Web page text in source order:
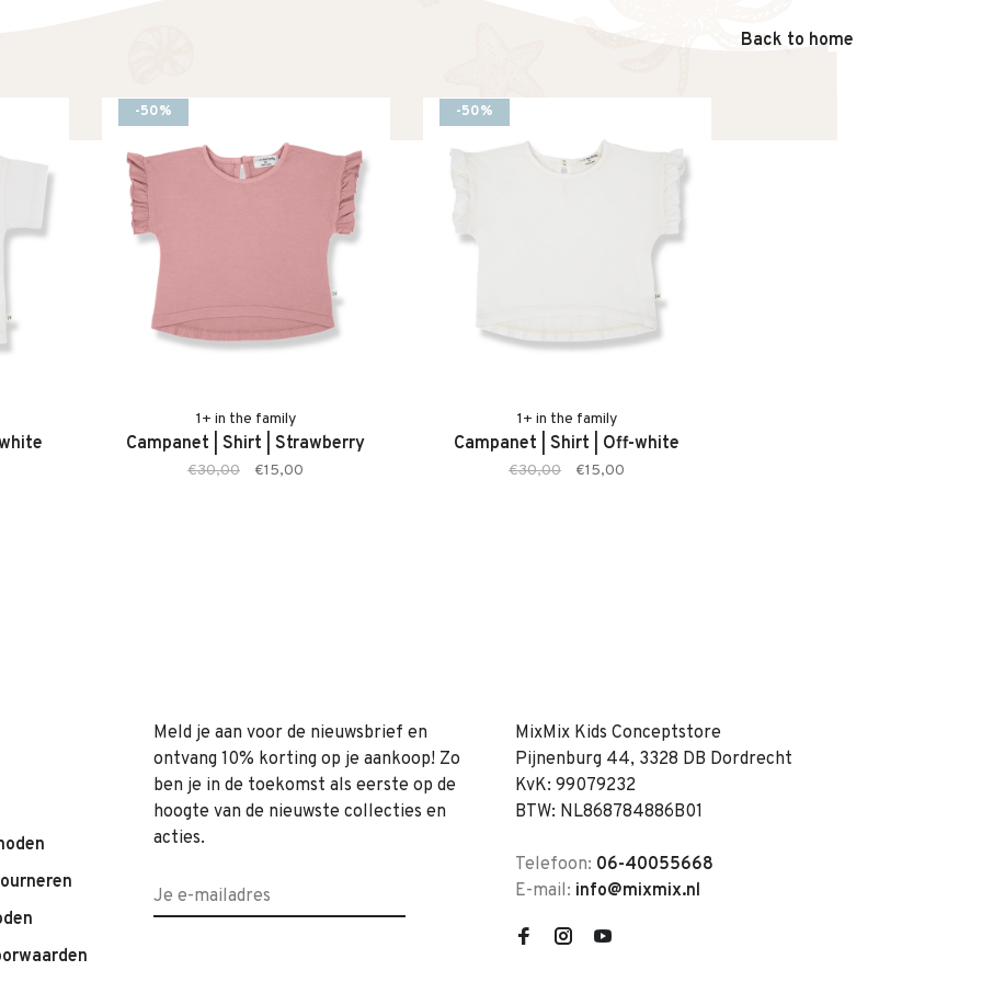
Back to home
-50%
1+ in the family
Campanet | Shirt | Strawberry
€30,00 €15,00
-50%
1+ in the family
Campanet | Shirt | Off-white
€30,00 €15,00
Meld je aan voor de nieuwsbrief en
ontvang 10% korting op je aankoop! Zo
ben je in de toekomst als eerste op de
hoogte van de nieuwste collecties en
acties.
MixMix Kids Conceptstore
Pijnenburg 44, 3328 DB Dordrecht
KvK: 99079232
BTW: NL868784886B01
Telefoon: 06-40055668
E-mail: info@mixmix.nl